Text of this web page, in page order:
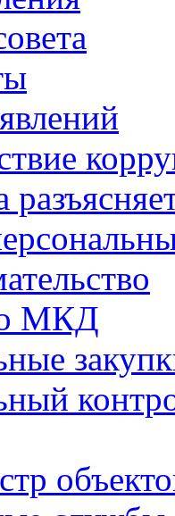
МКД